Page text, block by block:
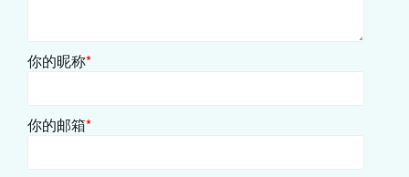
你的昵称*
你的邮箱*